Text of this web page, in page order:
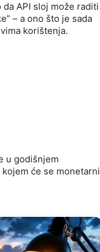
API sloj može raditi
– a ono što je sada
korištenja.
u godišnjem
će se monetarni